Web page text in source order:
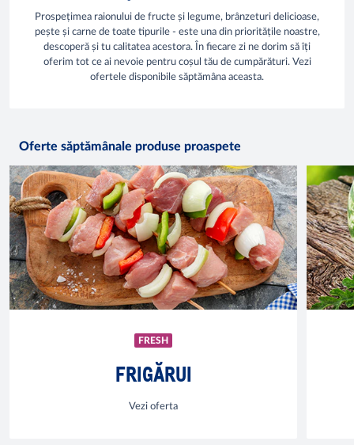
Prospețimea raionului de fructe și legume, brânzeturi delicioase,
pește și carne de toate tipurile - este una din prioritățile noastre,
descoperă și tu calitatea acestora. În fiecare zi ne dorim să îți
oferim tot ce ai nevoie pentru coșul tău de cumpărături. Vezi
ofertele disponibile săptămâna aceasta.
Oferte săptămânale produse proaspete
FRESH
FRIGĂRUI
Vezi oferta